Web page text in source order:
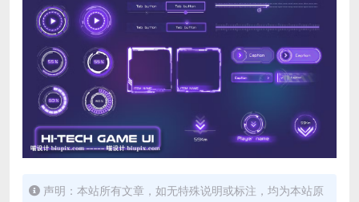
声明：本站所有文章，如无特殊说明或标注，均为本站原